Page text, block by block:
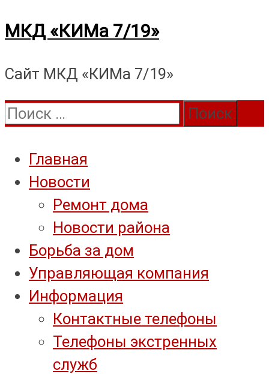
Перейти
содержимому
МКД «КИМа 7/19»
Сайт МКД «КИМа 7/19»
Поиск:
Главная
Новости
Ремонт дома
Новости района
Борьба за дом
Управляющая компания
Информация
Контактные телефоны
Телефоны экстренных
служб